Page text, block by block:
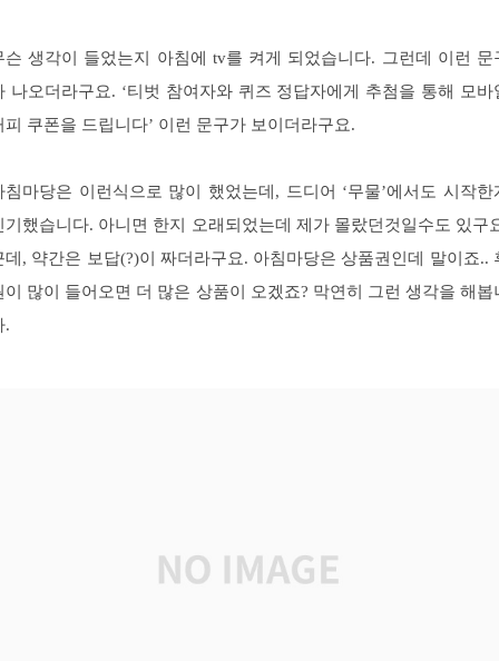
슨 생각이 들었는지 아침에 tv를 켜게 되었습니다. 그런데 이런 문
나오더라구요. ‘티벗 참여자와 퀴즈 정답자에게 추첨을 통해 모바
피 쿠폰을 드립니다’ 이런 문구가 보이더라구요.
침마당은 이런식으로 많이 했었는데, 드디어 ‘무물’에서도 시작한
기했습니다. 아니면 한지 오래되었는데 제가 몰랐던것일수도 있구
데, 약간은 보답(?)이 짜더라구요. 아침마당은 상품권인데 말이죠..
이 많이 들어오면 더 많은 상품이 오겠죠? 막연히 그런 생각을 해봅
.